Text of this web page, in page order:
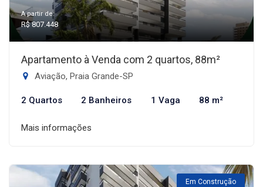
A partir de:
R$ 807.448
Apartamento à Venda com 2 quartos, 88m²
Aviação, Praia Grande-SP
2 Quartos 2 Banheiros 1 Vaga 88 m²
Mais informações
Em Construção